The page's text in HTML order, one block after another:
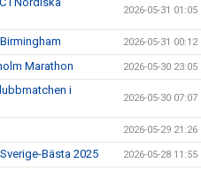
2026-05-31 01:05
2026-05-31 00:12
Marathon 2026-05-30 23:05
i
2026-05-30 07:07
2026-05-29 21:26
Bästa 2025 2026-05-28 11:55